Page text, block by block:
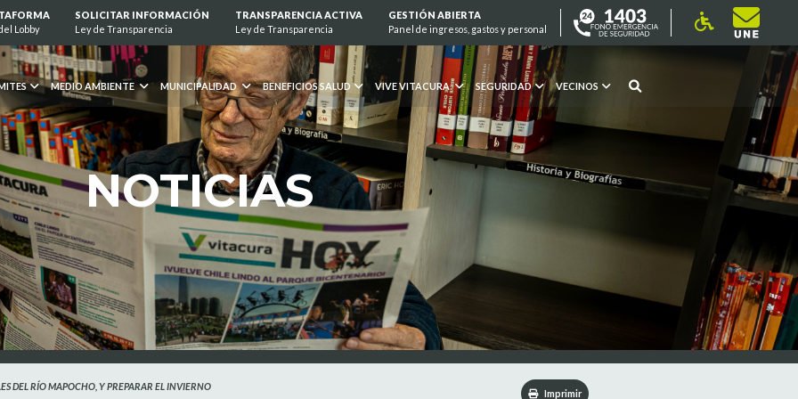
Lobby
SOLICITAR INFORMACIÓN
Ley de Transparencia
TRANSPARENCIA ACTIVA
Ley de Transparencia
GESTIÓN ABIERTA
Panel de ingresos, gastos y personal
MEDIO AMBIENTE MUNICIPALIDAD BENEFICIOS SALUD VIVE VITACURA SEGURIDAD VECINOS
NOTICIAS
DEL RÍO MAPOCHO, Y PREPARAR EL INVIERNO
Imprimir